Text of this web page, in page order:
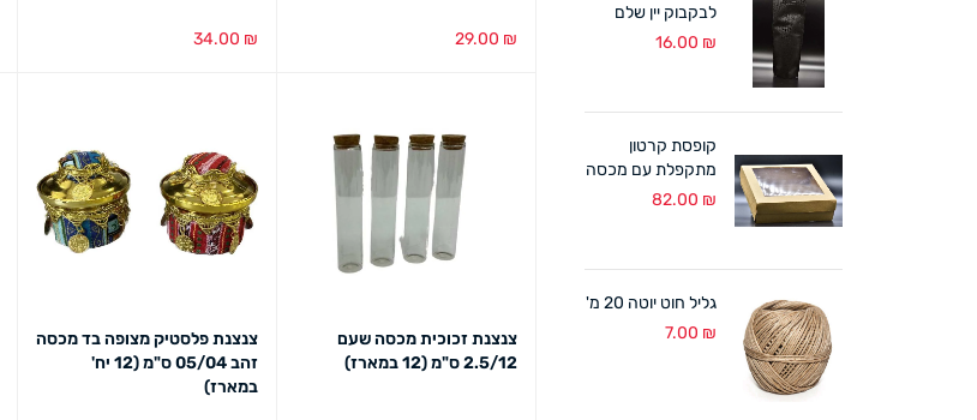
לבקבוק יין שלם
16.00 ₪
קופסת קרטון
מתקפלת עם מכסה
PVC שקוף
82.00 ₪
גליל חוט יוטה 20 מ'
7.00 ₪
29.00 ₪
34.00 ₪
צנצנת זכוכית מכסה שעם
2.5/12 ס"מ (12 במארז)
צנצנת פלסטיק מצופה בד מכסה
זהב 05/04 ס"מ (12 יח'
במארז)